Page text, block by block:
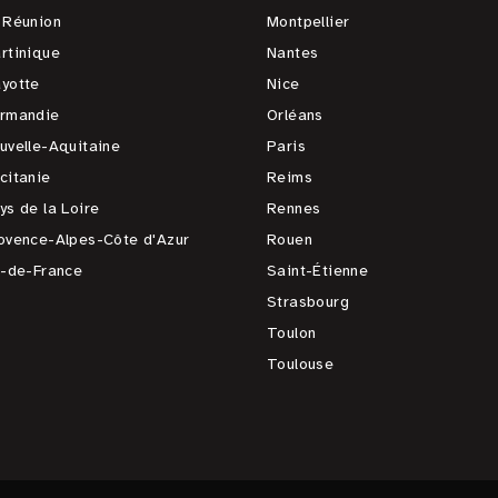
Aquitaine
de la Loire
Alpes-Côte d'Azur
de-France
Montpellier
Nantes
Nice
Orléans
Paris
Reims
Rennes
Rouen
Saint-Étienne
Strasbourg
Toulon
Toulouse